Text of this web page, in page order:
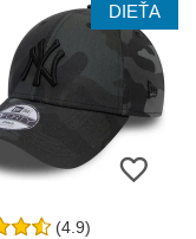
DIEŤA
(4.9)